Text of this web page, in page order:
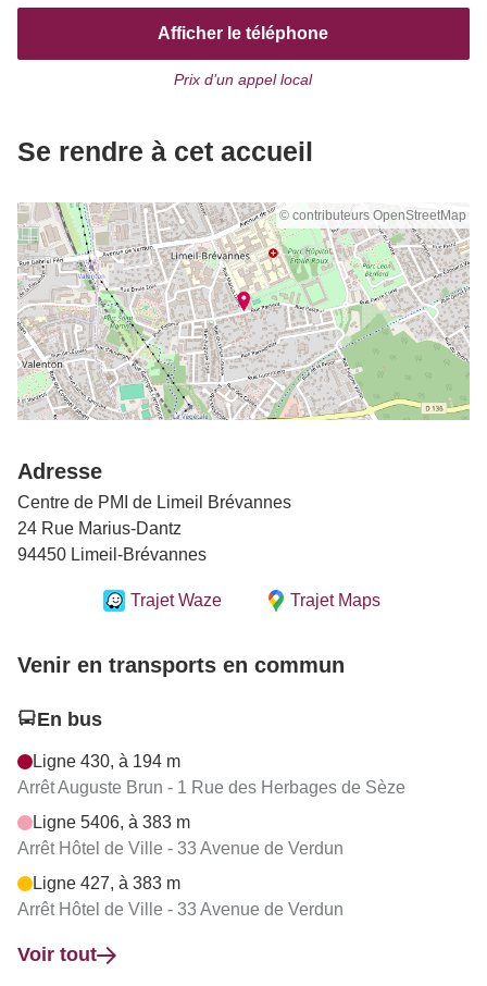
Afficher le téléphone
Prix d’un appel local
Se rendre à cet accueil
© contributeurs OpenStreetMap
Adresse
Centre de PMI de Limeil Brévannes
24 Rue Marius-Dantz
94450 Limeil-Brévannes
Trajet Waze Trajet Maps
Venir en transports en commun
En bus
Ligne 430, à 194 m
Arrêt Auguste Brun - 1 Rue des Herbages de Sèze
Ligne 5406, à 383 m
Arrêt Hôtel de Ville - 33 Avenue de Verdun
Ligne 427, à 383 m
Arrêt Hôtel de Ville - 33 Avenue de Verdun
Voir tout